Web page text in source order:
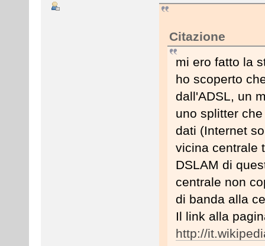
Citazione
mi ero fatto la
ho scoperto
dall'ADSL, un
uno splitter
dati (Internet
vicina centrale
DSLAM di
centrale non
di banda alla
Il link alla
http://